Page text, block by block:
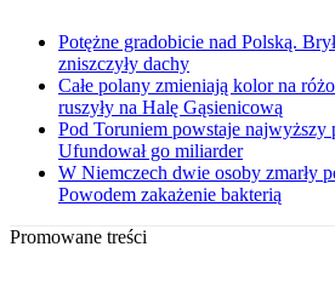
Potężne gradobicie nad Polską.
zniszczyły dachy
Całe polany zmieniają kolor na
ruszyły na Halę Gąsienicową
Pod Toruniem powstaje
Ufundował go miliarder
W Niemczech dwie osoby zmarły
Powodem zakażenie bakterią
Promowane treści